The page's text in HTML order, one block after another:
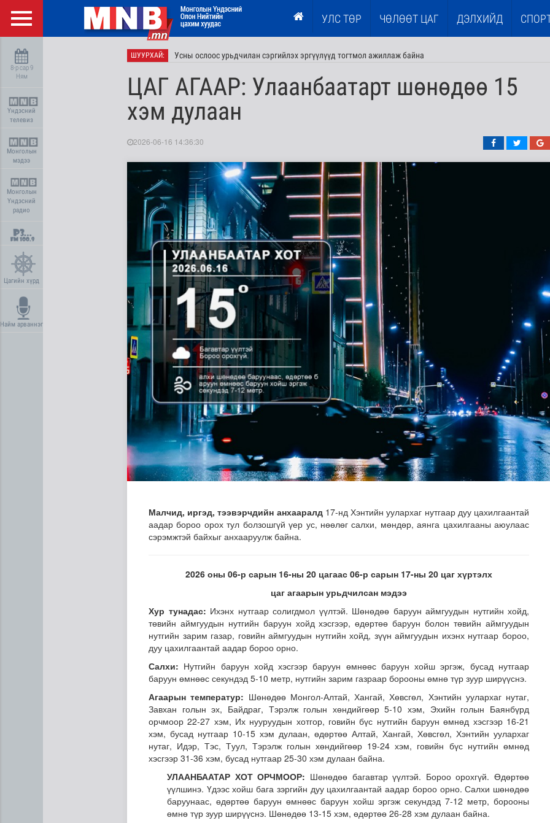
УЛС ТӨР ЧӨЛӨӨТ ЦАГ ДЭЛХИЙД
8-р сар 9
Ням
Үндэсний
телевиз
Монголын
мэдээ
Монголын
Үндэсний
радио
Цагийн хүрд
Найм арваннэг
ШУУРХАЙ: Усны ослоос урьдчилан сэргийлэх эргүүлүүд тогтмол ажиллаж байна
Манай улс 3.10 тонн алт гадаадад гаргажээ
“Дүрслэх урлагийн оюуны өв сан” тусгай үзэсгэлэн нээгдлээ
ЦАГ АГААР: Улаанбаатарт шөнөдөө 15
хэм дулаан
2026-06-16 14:36:30
Малчид, иргэд, тээвэрчдийн анхааралд17-нд Хэнтийн уулархаг нутгаар дуу цахилгаантай
аадар бороо орох тул болзошгүй үер ус, нөөлөг салхи, мөндөр, аянга цахилгааны аюулаас
сэрэмжтэй байхыг анхааруулж байна.
2026 оны 06-р сарын 16-ны 20 цагаас 06-р сарын 17-ны 20 цаг хүртэлх
цаг агаарын урьдчилсан мэдээ
Хур тунадас: Ихэнх нутгаар солигдмол үүлтэй. Шөнөдөө баруун аймгуудын нутгийн хойд,
төвийн аймгуудын нутгийн баруун хойд хэсгээр, өдөртөө баруун болон төвийн аймгуудын
нутгийн зарим газар, говийн аймгуудын нутгийн хойд, зүүн аймгуудын ихэнх нутгаар бороо,
дуу цахилгаантай аадар бороо орно.
Салхи: Нутгийн баруун хойд хэсгээр баруун өмнөөс баруун хойш эргэж, бусад нутгаар
баруун өмнөөс секундэд 5-10 метр, нутгийн зарим газраар борооны өмнө түр зуур ширүүснэ.
Агаарын температур: Шөнөдөө Монгол-Алтай, Хангай, Хөвсгөл, Хэнтийн уулархаг нутаг,
Завхан голын эх, Байдраг, Тэрэлж голын хөндийгөөр 5-10 хэм, Эхийн голын Баянбүрд
орчмоор 22-27 хэм, Их нууруудын хотгор, говийн бүс нутгийн баруун өмнөд хэсгээр 16-21
хэм, бусад нутгаар 10-15 хэм дулаан, өдөртөө Алтай, Хангай, Хөвсгөл, Хэнтийн уулархаг
нутаг, Идэр, Тэс, Туул, Тэрэлж голын хөндийгөөр 19-24 хэм, говийн бүс нутгийн өмнөд
хэсгээр 31-36 хэм, бусад нутгаар 25-30 хэм дулаан байна.
УЛААНБААТАР ХОТ ОРЧМООР: Шөнөдөө багавтар үүлтэй. Бороо орохгүй. Өдөртөө
үүлшинэ. Үдээс хойш бага зэргийн дуу цахилгаантай аадар бороо орно. Салхи шөнөдөө
баруунаас, өдөртөө баруун өмнөөс баруун хойш эргэж секундэд 7-12 метр, борооны
өмнө түр зуур ширүүснэ. Шөнөдөө 13-15 хэм, өдөртөө 26-28 хэм дулаан байна.